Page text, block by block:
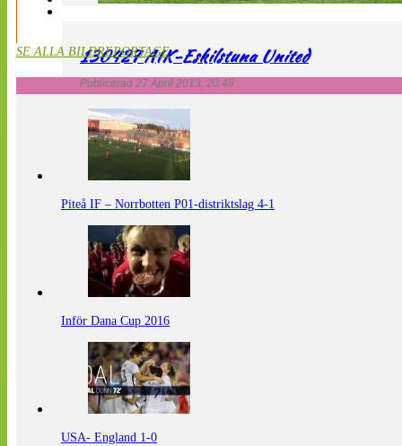
130427 AIK-Eskilstuna United
Publicerad 27 April 2013, 20:48
SE ALLA BILDREPORTAGE
Piteå IF – Norrbotten P01-distriktslag 4-1
Inför Dana Cup 2016
USA- England 1-0